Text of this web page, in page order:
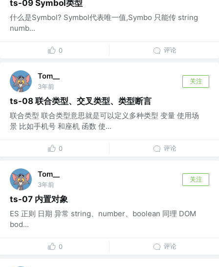
ts-09 Symbol类型
什么是Symbol? Symbol代表唯一值,Symbo 只能传 string
numb...
0 评论
Tom__
3年前
关注
ts-08 联合类型、交叉类型、类型断言
联合类型 联合类型意思就是可以定义多种类型 变量 使用场
景 比如手机号 和座机 函数 使...
0 评论
Tom__
3年前
关注
ts-07 内置对象
ES 正则 日期 异常 string、number、boolean 同理 DOM
bod...
0 评论